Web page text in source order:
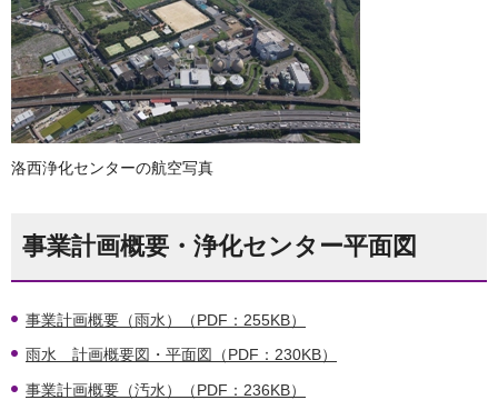
洛西浄化センターの航空写真
事業計画概要・浄化センター平面図
事業計画概要（雨水）（PDF：255KB）
雨水 計画概要図・平面図（PDF：230KB）
事業計画概要（汚水）（PDF：236KB）